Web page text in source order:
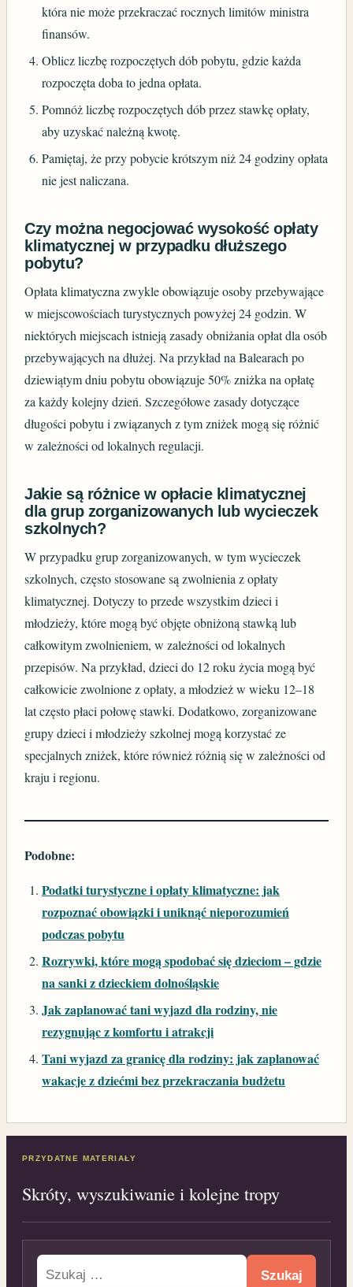
która nie może przekraczać rocznych limitów ministra
finansów.
Oblicz liczbę rozpoczętych dób pobytu, gdzie każda
rozpoczęta doba to jedna opłata.
Pomnóż liczbę rozpoczętych dób przez stawkę opłaty,
aby uzyskać należną kwotę.
Pamiętaj, że przy pobycie krótszym niż 24 godziny opłata
nie jest naliczana.
Czy można negocjować wysokość opłaty
klimatycznej w przypadku dłuższego
pobytu?
Opłata klimatyczna zwykle obowiązuje osoby przebywające
w miejscowościach turystycznych powyżej 24 godzin. W
niektórych miejscach istnieją zasady obniżania opłat dla osób
przebywających na dłużej. Na przykład na Balearach po
dziewiątym dniu pobytu obowiązuje 50% zniżka na opłatę
za każdy kolejny dzień. Szczegółowe zasady dotyczące
długości pobytu i związanych z tym zniżek mogą się różnić
w zależności od lokalnych regulacji.
Jakie są różnice w opłacie klimatycznej
dla grup zorganizowanych lub wycieczek
szkolnych?
W przypadku grup zorganizowanych, w tym wycieczek
szkolnych, często stosowane są zwolnienia z opłaty
klimatycznej. Dotyczy to przede wszystkim dzieci i
młodzieży, które mogą być objęte obniżoną stawką lub
całkowitym zwolnieniem, w zależności od lokalnych
przepisów. Na przykład, dzieci do 12 roku życia mogą być
całkowicie zwolnione z opłaty, a młodzież w wieku 12–18
lat często płaci połowę stawki. Dodatkowo, zorganizowane
grupy dzieci i młodzieży szkolnej mogą korzystać ze
specjalnych zniżek, które również różnią się w zależności od
kraju i regionu.
Podobne:
Podatki turystyczne i opłaty klimatyczne: jak
rozpoznać obowiązki i uniknąć nieporozumień
podczas pobytu
Rozrywki, które mogą spodobać się dzieciom – gdzie
na sanki z dzieckiem dolnośląskie
Jak zaplanować tani wyjazd dla rodziny, nie
rezygnując z komfortu i atrakcji
Tani wyjazd za granicę dla rodziny: jak zaplanować
wakacje z dziećmi bez przekraczania budżetu
PRZYDATNE MATERIAŁY
Skróty, wyszukiwanie i kolejne tropy
Szukaj: